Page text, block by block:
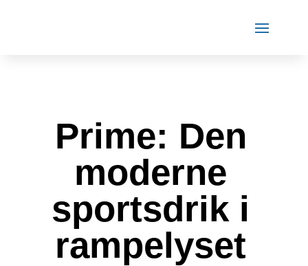
Prime: Den
moderne
sportsdrik i
rampelyset